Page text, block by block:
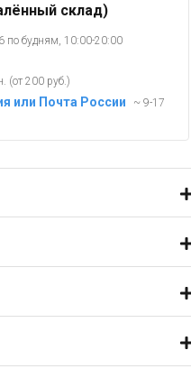
склад)
по будням, 10:00-20:00
(от 200 руб.)
или Почта России
~ 9-17